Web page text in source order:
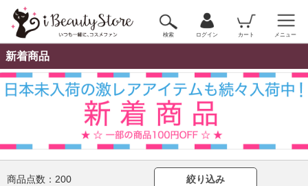
検索 ログイン カート メニュー
新着商品
商品点数： 200 絞り込み